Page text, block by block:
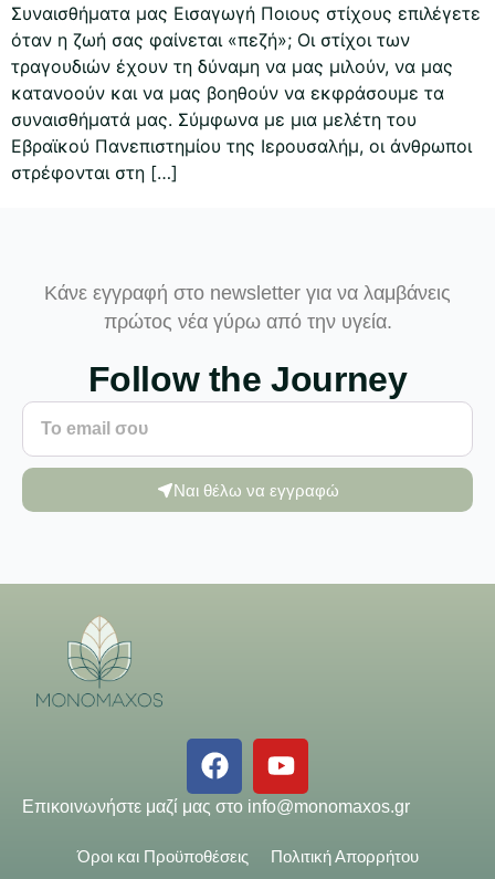
Συναισθήματα μας Εισαγωγή Ποιους στίχους επιλέγετε
όταν η ζωή σας φαίνεται «πεζή»; Οι στίχοι των
τραγουδιών έχουν τη δύναμη να μας μιλούν, να μας
κατανοούν και να μας βοηθούν να εκφράσουμε τα
συναισθήματά μας. Σύμφωνα με μια μελέτη του
Εβραϊκού Πανεπιστημίου της Ιερουσαλήμ, οι άνθρωποι
στρέφονται στη […]
Κάνε εγγραφή στο newsletter για να λαμβάνεις
πρώτος νέα γύρω από την υγεία.
Follow the Journey
Ναι θέλω να εγγραφώ
Επικοινωνήστε μαζί μας στο info@monomaxos.gr
Όροι και Προϋποθέσεις Πολιτική Απορρήτου